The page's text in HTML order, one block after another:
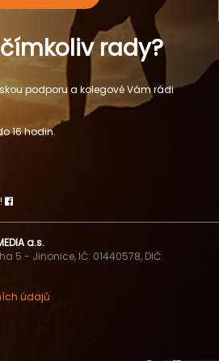
rady?
podporu a kolegové Vám rádi
16 hodin.
a.s.
5 - Jinonice, IČ: 01440578, DIČ:
údajů